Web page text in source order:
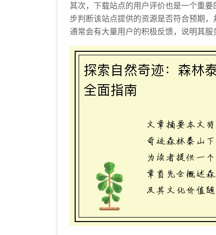
其次，下载站点的用户评价也是一个重
步判断该站点提供的资源是否符合预期
通常会有大量用户的积极反馈，说明其服